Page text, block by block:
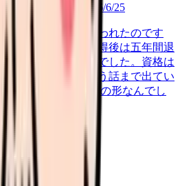
い
2026/6/25
かせると上司に言われたのです
額自己負担で、取得後は五年間退
ろという条件付きでした。資格は
用を全額返せという話まで出てい
これは普通の支援の形なんでし
が、縛…
たか？